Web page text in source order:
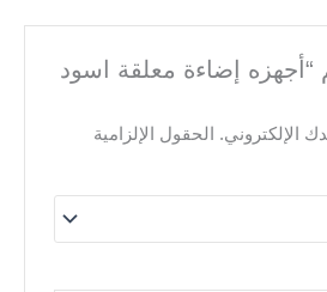
إضاءة معلقة اسود
الإلكتروني.
الحقول الإلزامية